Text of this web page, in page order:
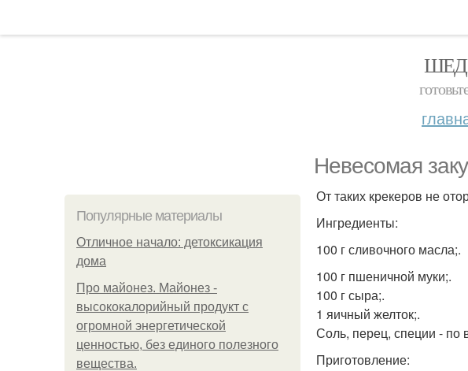
Невесомая
Популярные материалы
Отличное начало: детоксикация
дома
Про майонез. Майонез -
высококалорийный продукт с
огромной энергетической
ценностью, без единого полезного
вещества.
От таких крекеров не
Ингредиенты:
100 г сливочного масла;.
100 г пшеничной муки;.
100 г сыра;.
1 яичный желток;.
Соль, перец, специи - по
Приготовление: